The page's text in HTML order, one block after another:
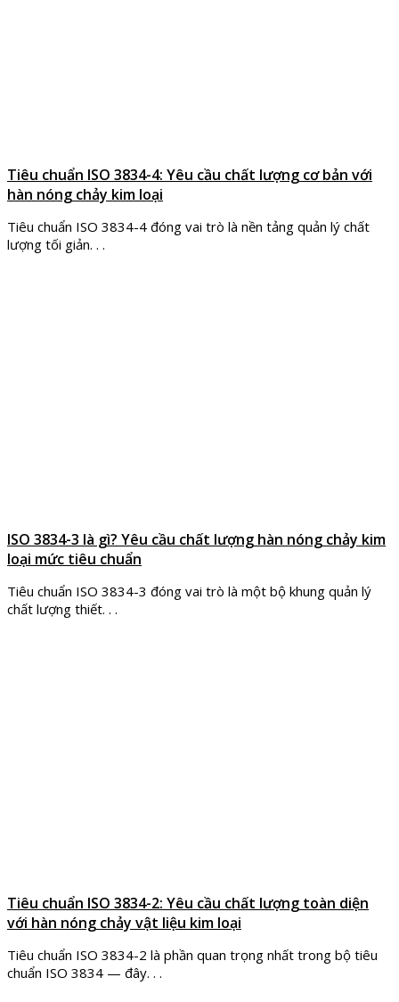
Tiêu chuẩn ISO 3834-4: Yêu cầu chất lượng cơ bản với
hàn nóng chảy kim loại
Tiêu chuẩn ISO 3834-4 đóng vai trò là nền tảng quản lý chất
lượng tối giản. . .
ISO 3834-3 là gì? Yêu cầu chất lượng hàn nóng chảy kim
loại mức tiêu chuẩn
Tiêu chuẩn ISO 3834-3 đóng vai trò là một bộ khung quản lý
chất lượng thiết. . .
Tiêu chuẩn ISO 3834-2: Yêu cầu chất lượng toàn diện
với hàn nóng chảy vật liệu kim loại
Tiêu chuẩn ISO 3834-2 là phần quan trọng nhất trong bộ tiêu
chuẩn ISO 3834 — đây. . .